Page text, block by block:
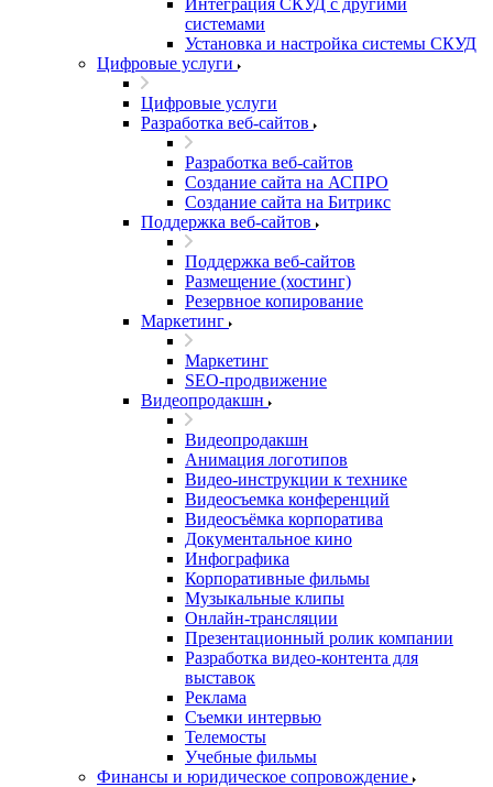
Интеграция СКУД с другими
системами
Установка и настройка системы СКУД
Цифровые услуги
Цифровые услуги
Разработка веб-сайтов
Разработка веб-сайтов
Создание сайта на АСПРО
Создание сайта на Битрикс
Поддержка веб-сайтов
Поддержка веб-сайтов
Размещение (хостинг)
Резервное копирование
Маркетинг
Маркетинг
SEO-продвижение
Видеопродакшн
Видеопродакшн
Анимация логотипов
Видео-инструкции к технике
Видеосъемка конференций
Видеосъёмка корпоратива
Документальное кино
Инфографика
Корпоративные фильмы
Музыкальные клипы
Онлайн-трансляции
Презентационный ролик компании
Разработка видео-контента для
выставок
Реклама
Съемки интервью
Телемосты
Учебные фильмы
Финансы и юридическое сопровождение